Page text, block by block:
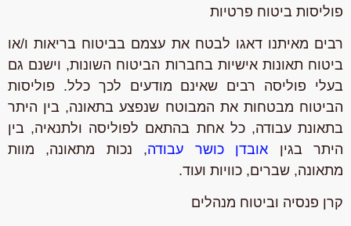
פוליסות ביטוח פרטיות
רבים מאיתנו דאגו לבטח את עצמם בביטוח בריאות ו/או
ביטוח תאונות אישיות בחברות הביטוח השונות, וישנם גם
בעלי פוליסה רבים שאינם מודעים לכך כלל. פוליסות
הביטוח מבטחות את המבוטח שנפצע בתאונה, בין היתר
בתאונת עבודה, כל אחת בהתאם לפוליסה ולתנאיה, בין
היתר בגין
אובדן כושר עבודה, נכות מתאונה, מוות
מתאונה, שברים, כוויות ועוד.
קרן פנסיה וביטוח מנהלים